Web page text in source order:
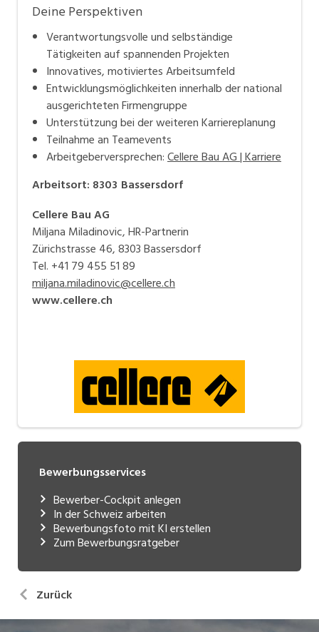
Deine Perspektiven
Verantwortungsvolle und selbständige
Tätigkeiten auf spannenden Projekten
Innovatives, motiviertes Arbeitsumfeld
Entwicklungsmöglichkeiten innerhalb der national
ausgerichteten Firmengruppe
Unterstützung bei der weiteren Karriereplanung
Teilnahme an Teamevents
Arbeitgeberversprechen:Cellere Bau AG | Karriere
Arbeitsort: 8303 Bassersdorf
Cellere Bau AG
Miljana Miladinovic, HR-Partnerin
Zürichstrasse 46, 8303 Bassersdorf
Tel. +41 79 455 51 89
miljana.miladinovic@cellere.ch
www.cellere.ch
Bewerbungsservices
Bewerber-Cockpit anlegen
In der Schweiz arbeiten
Bewerbungsfoto mit KI erstellen
Zum Bewerbungsratgeber
Zurück